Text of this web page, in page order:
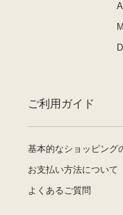
ご利用ガイド
基本的なショッピング
お支払い方法について
よくあるご質問